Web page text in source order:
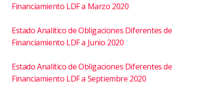
Financiamiento LDF a Marzo 2020
Estado Analítico de Obligaciones Diferentes de
Financiamiento LDF a Junio 2020
Estado Analítico de Obligaciones Diferentes de
Financiamiento LDF a Septiembre 2020